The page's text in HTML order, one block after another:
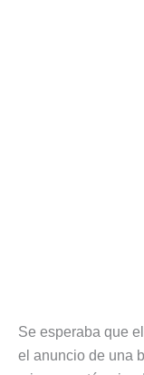
Se esperaba que
el anuncio de una